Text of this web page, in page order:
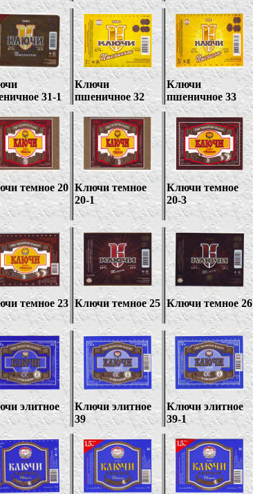
31-1
Ключи
пшеничное 32
Ключи
пшеничное 33
темное 20 Ключи темное
20-1
Ключи темное
20-3
темное 23 Ключи темное 25 Ключи темное 26
элитное
Ключи элитное
39
Ключи элитное
39-1